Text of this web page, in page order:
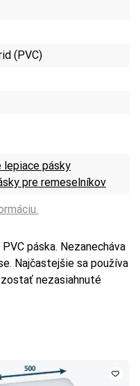
(PVC)
lepiace pásky
pre remeselníkov
páska. Nezanecháva
Najčastejšie sa používa
zostať nezasiahnuté